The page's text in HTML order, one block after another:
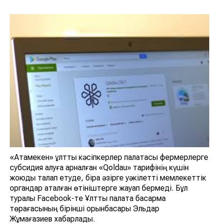
«Атамекен» ұлттық кәсіпкерлер палатасы фермерлерге
субсидия алуға арналған «Qoldau» тарифінің күшін
жоюды талап етуде, бірақ әзірге уәкілетті мемлекеттік
органдар аталған өтініштерге жауап бермеді. Бұл
туралы Facebook-те Ұлттық палата басқарма
төрағасының бірінші орынбасары Эльдар
Жұмағазиев хабарлады.